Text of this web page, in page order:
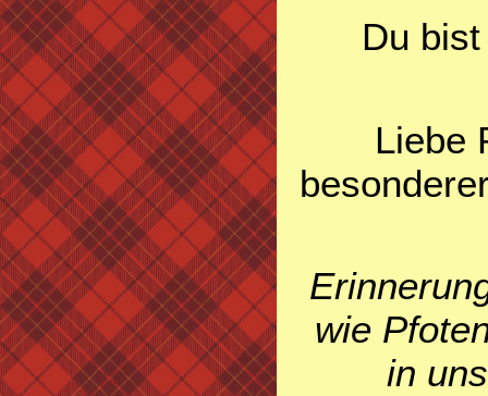
Du
Liebe
wie
in